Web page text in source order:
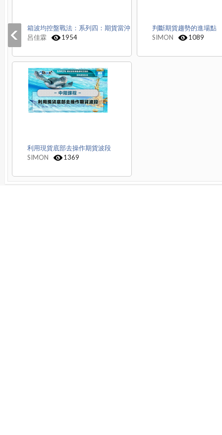
箱波均控盤戰法：系列四：期貨當沖
呂佳霖
1954
判斷期貨趨勢的進場點
SIMON
1089
利用現貨底部去操作期貨波段
SIMON
1369